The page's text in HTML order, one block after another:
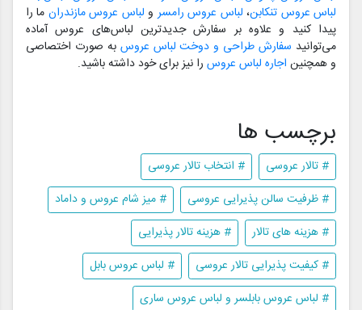
لباس عروس تنکابن، لباس عروس رامسر و لباس عروس مازندران ما را
پیدا کنید و علاوه بر سفارش جدیدترین لباس‌های عروس آماده
می‌توانید سفارش طراحی و دوخت لباس عروس به صورت اختصاصی
و همچنین اجاره لباس عروس را نیز برای خود داشته باشید.
برچسب ها
# تالار عروسی
# انتخاب تالار عروسی
# ظرفیت سالن پذیرایی عروسی
# میز شام عروس و داماد
# هزینه های تالار
# هزینه تالار پذیرایی
# کیفیت پذیرایی تالار عروسی
# لباس عروس بابل
# لباس عروس بابلسر و لباس عروس ساری